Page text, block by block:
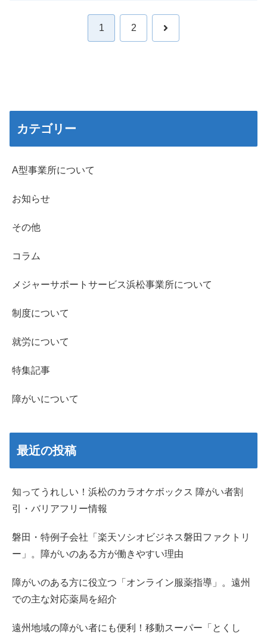
1 2 次
カテゴリー
A型事業所について
お知らせ
その他
コラム
メジャーサポートサービス浜松事業所について
制度について
就労について
特集記事
障がいについて
最近の投稿
知ってうれしい！浜松のカラオケボックス 障がい者割
引・バリアフリー情報
磐田・特例子会社「楽天ソシオビジネス磐田ファクトリ
ー」。障がいのある方が働きやすい理由
障がいのある方に役立つ「オンライン服薬指導」。遠州
での主な対応薬局を紹介
遠州地域の障がい者にも便利！移動スーパー「とくし